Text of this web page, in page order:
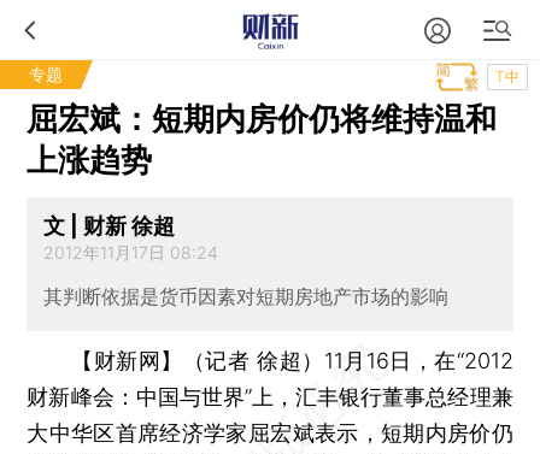
专题 T中
屈宏斌：短期内房价仍将维持温和
上涨趋势
文 | 财新 徐超
2012年11月17日 08:24
其判断依据是货币因素对短期房地产市场的影响
【财新网】（记者 徐超） 11月16日，在“2012
财新峰会：中国与世界”上，汇丰银行董事总经理兼
大中华区首席经济学家屈宏斌表示，短期内房价仍